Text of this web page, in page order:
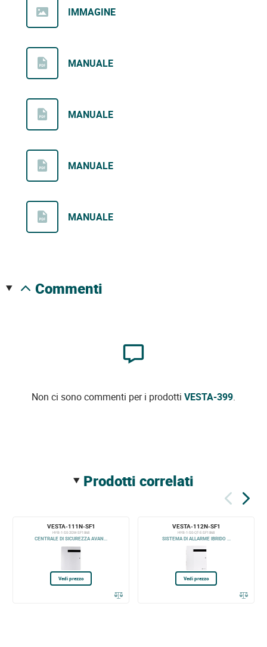
IMMAGINE
MANUALE
MANUALE
MANUALE
MANUALE
commenti
Non ci sono commenti per i prodotti VESTA-399.
prodotti correlati
VESTA-111N-SF1
HYB-1-S0-2GW-SF1 868
CENTRALE DI SICUREZZA AVAN...
Vedi prezzo
VESTA-112N-SF1
HYB-1-S0-QT-E-SF1 868
SISTEMA DI ALLARME IBRIDO ...
Vedi prezzo